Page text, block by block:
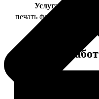
Услуга
печать фото 15х15
Примеры работ